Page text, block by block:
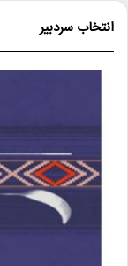
انتخاب سردبیر